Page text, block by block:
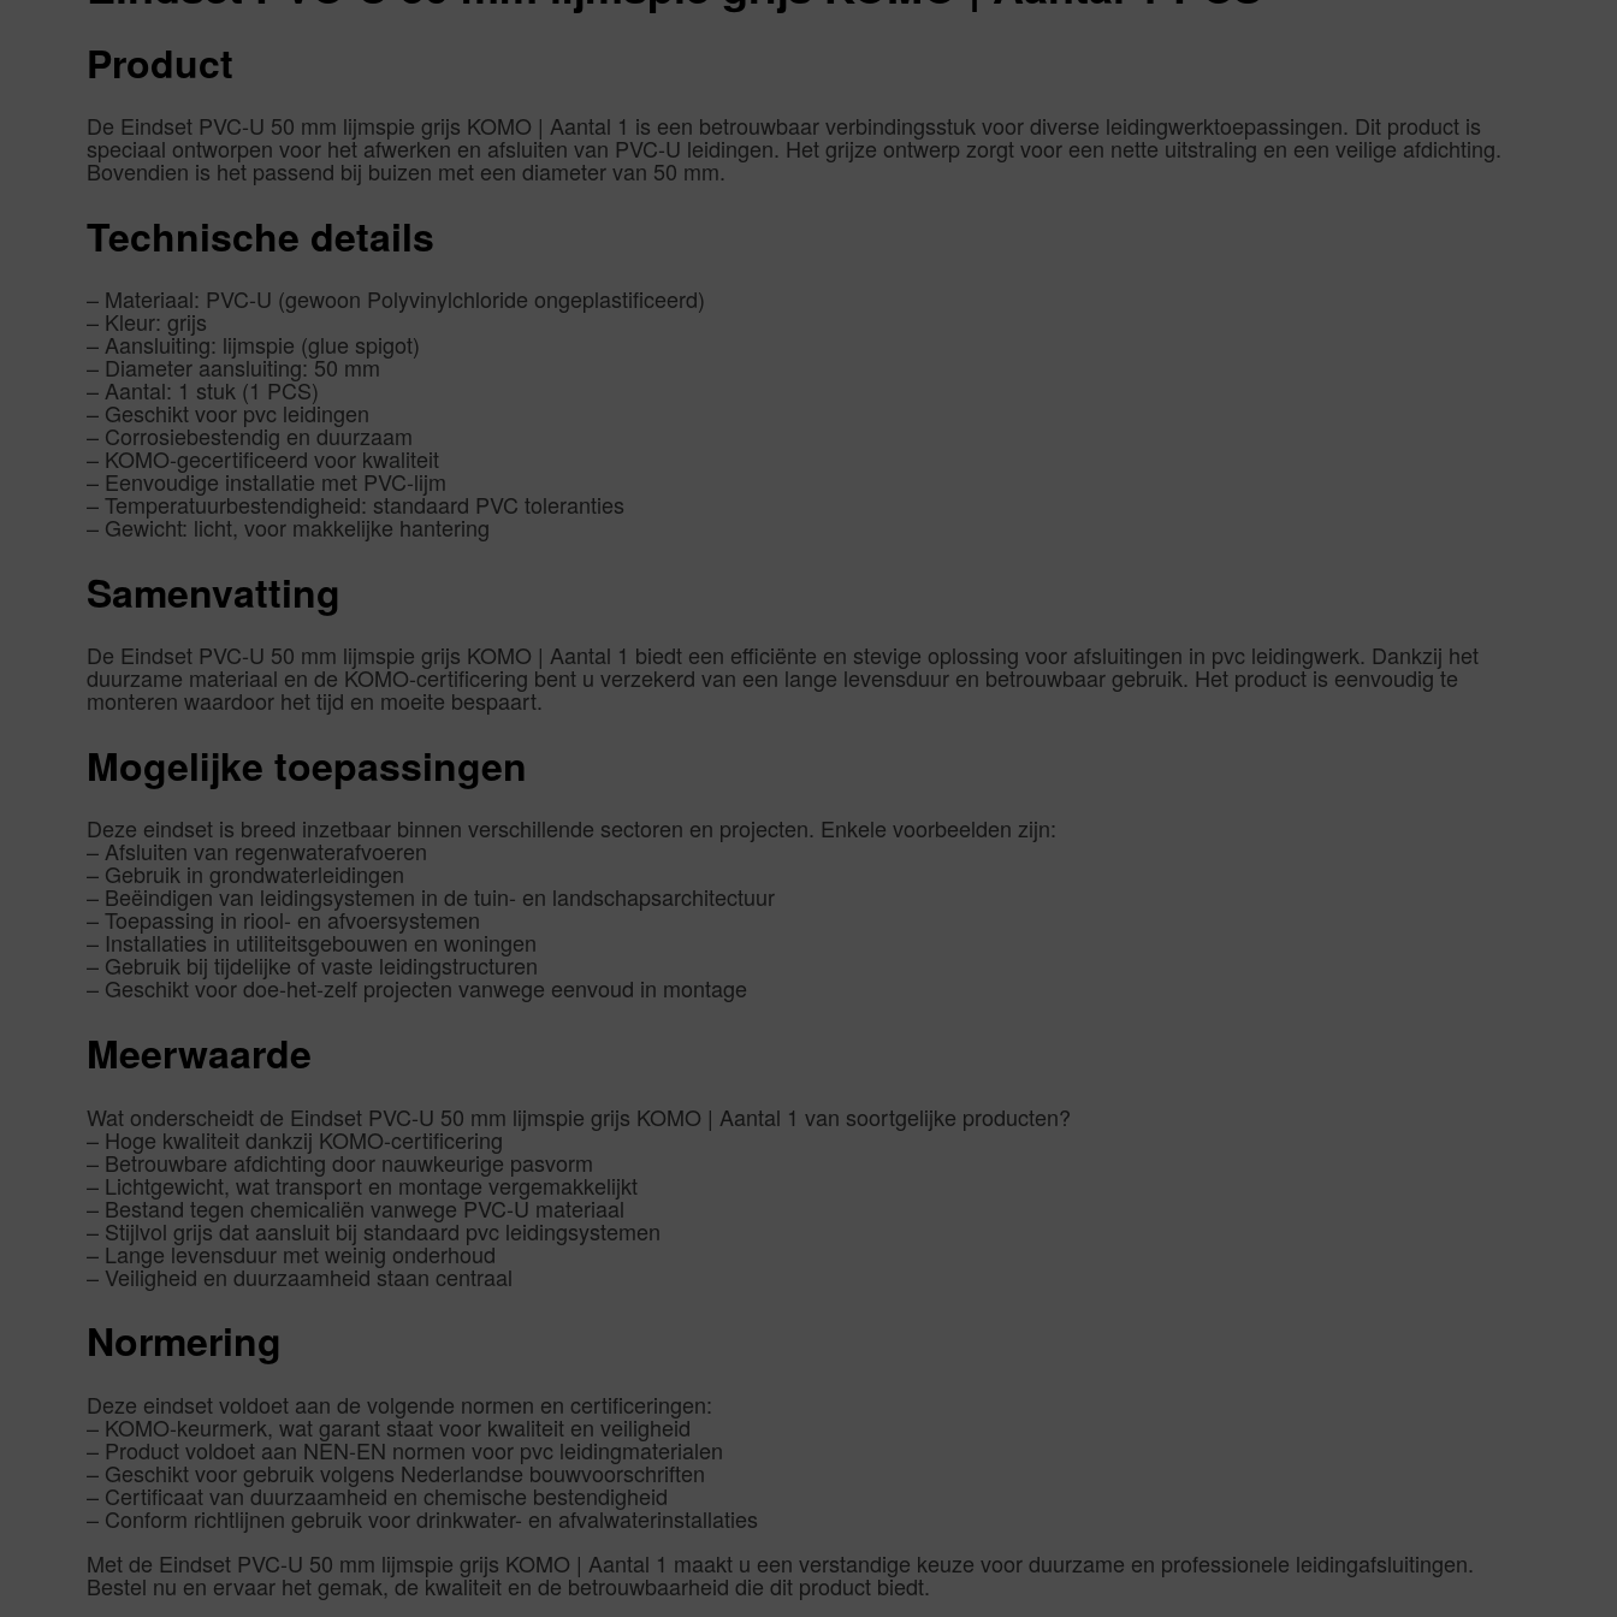
Product
De Eindset PVC-U 50 mm lijmspie grijs KOMO | Aantal 1 is een betrouwbaar verbindingsstuk voor diverse leidingwerktoepassingen. Dit product is
speciaal ontworpen voor het afwerken en afsluiten van PVC-U leidingen. Het grijze ontwerp zorgt voor een nette uitstraling en een veilige afdichting.
Bovendien is het passend bij buizen met een diameter van 50 mm.
Technische details
– Materiaal: PVC-U (gewoon Polyvinylchloride ongeplastificeerd)
– Kleur: grijs
– Aansluiting: lijmspie (glue spigot)
– Diameter aansluiting: 50 mm
– Aantal: 1 stuk (1 PCS)
– Geschikt voor pvc leidingen
– Corrosiebestendig en duurzaam
– KOMO-gecertificeerd voor kwaliteit
– Eenvoudige installatie met PVC-lijm
– Temperatuurbestendigheid: standaard PVC toleranties
– Gewicht: licht, voor makkelijke hantering
Samenvatting
De Eindset PVC-U 50 mm lijmspie grijs KOMO | Aantal 1 biedt een efficiënte en stevige oplossing voor afsluitingen in pvc leidingwerk. Dankzij het
duurzame materiaal en de KOMO-certificering bent u verzekerd van een lange levensduur en betrouwbaar gebruik. Het product is eenvoudig te
monteren waardoor het tijd en moeite bespaart.
Mogelijke toepassingen
Deze eindset is breed inzetbaar binnen verschillende sectoren en projecten. Enkele voorbeelden zijn:
– Afsluiten van regenwaterafvoeren
– Gebruik in grondwaterleidingen
– Beëindigen van leidingsystemen in de tuin- en landschapsarchitectuur
– Toepassing in riool- en afvoersystemen
– Installaties in utiliteitsgebouwen en woningen
– Gebruik bij tijdelijke of vaste leidingstructuren
– Geschikt voor doe-het-zelf projecten vanwege eenvoud in montage
Meerwaarde
Wat onderscheidt de Eindset PVC-U 50 mm lijmspie grijs KOMO | Aantal 1 van soortgelijke producten?
– Hoge kwaliteit dankzij KOMO-certificering
– Betrouwbare afdichting door nauwkeurige pasvorm
– Lichtgewicht, wat transport en montage vergemakkelijkt
– Bestand tegen chemicaliën vanwege PVC-U materiaal
– Stijlvol grijs dat aansluit bij standaard pvc leidingsystemen
– Lange levensduur met weinig onderhoud
– Veiligheid en duurzaamheid staan centraal
Normering
Deze eindset voldoet aan de volgende normen en certificeringen:
– KOMO-keurmerk, wat garant staat voor kwaliteit en veiligheid
– Product voldoet aan NEN-EN normen voor pvc leidingmaterialen
– Geschikt voor gebruik volgens Nederlandse bouwvoorschriften
– Certificaat van duurzaamheid en chemische bestendigheid
– Conform richtlijnen gebruik voor drinkwater- en afvalwaterinstallaties
Met de Eindset PVC-U 50 mm lijmspie grijs KOMO | Aantal 1 maakt u een verstandige keuze voor duurzame en professionele leidingafsluitingen.
Bestel nu en ervaar het gemak, de kwaliteit en de betrouwbaarheid die dit product biedt.